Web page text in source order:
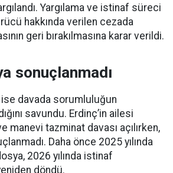
Yargılama ve istinaf süreci
hakkında verilen cezada
geri bırakılmasına karar verildi.
sonuçlanmadı
davada sorumluluğun
savundu. Erdinç’in ailesi
manevi tazminat davası açılırken,
Daha önce 2025 yılında
2026 yılında istinaf
döndü.